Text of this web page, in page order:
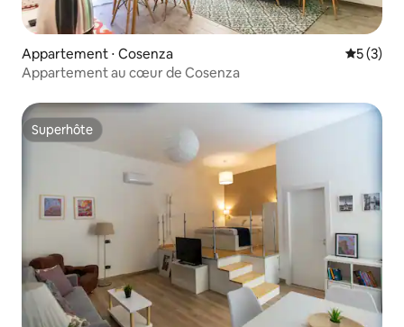
Appartement ⋅ Cosenza
5 (3)
Appartement au cœur de Cosenza
Superhôte
Superhôte